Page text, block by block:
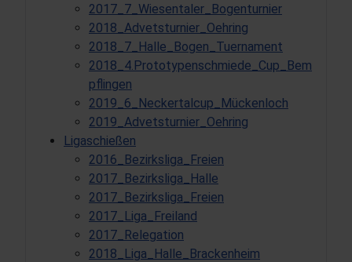
2017_7_Wiesentaler_Bogenturnier
2018_Advetsturnier_Oehring
2018_7_Halle_Bogen_Tuernament
2018_4.Prototypenschmiede_Cup_Bem
pflingen
2019_6_Neckertalcup_Mückenloch
2019_Advetsturnier_Oehring
Ligaschießen
2016_Bezirksliga_Freien
2017_Bezirksliga_Halle
2017_Bezirksliga_Freien
2017_Liga_Freiland
2017_Relegation
2018_Liga_Halle_Brackenheim